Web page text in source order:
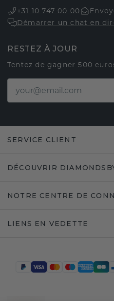
+31 10 747 00 00
Démarrer un chat en
RESTEZ À JOUR
Tentez de gagner 500
SERVICE CLIENT
DÉCOUVRIR
NOTRE CENTRE DE
LIENS EN VEDETTE